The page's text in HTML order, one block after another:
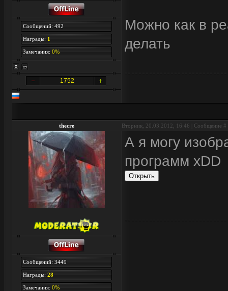
Сообщений: 492
Награды: 1
Замечания: 0%
1752
Можно как в
делать
thecre Вторник, 20.03.2012, 16:46 | Сообщение #
Сообщений: 3449
Награды: 28
Замечания: 0%
А я могу
программ xDD